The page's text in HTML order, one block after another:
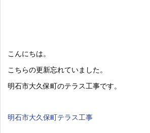
こんにちは。
こちらの更新忘れていました。
明石市大久保町のテラス工事です。
明石市大久保町テラス工事